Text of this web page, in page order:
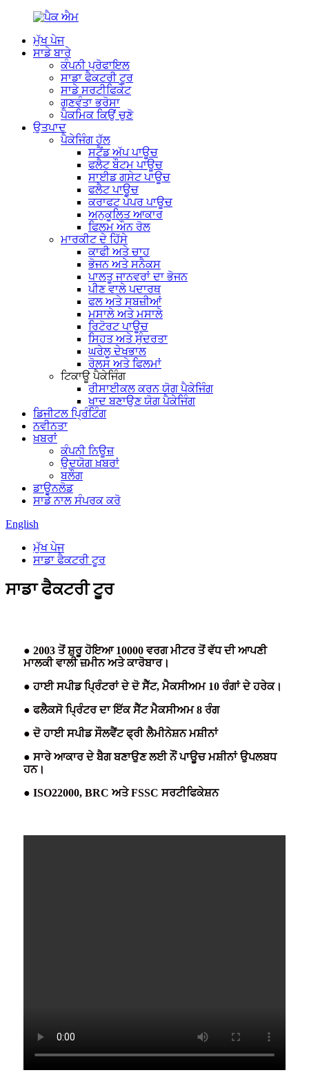
ਮੁੱਖ ਪੇਜ
ਸਾਡੇ ਬਾਰੇ
ਕੰਪਨੀ ਪ੍ਰੋਫਾਇਲ
ਸਾਡਾ ਫੈਕਟਰੀ ਟੂਰ
ਸਾਡੇ ਸਰਟੀਫਿਕੇਟ
ਗੁਣਵੰਤਾ ਭਰੋਸਾ
ਪੈਕਮਿਕ ਕਿਉਂ ਚੁਣੋ
ਉਤਪਾਦ
ਪੈਕੇਜਿੰਗ ਹੱਲ
ਸਟੈਂਡ ਅੱਪ ਪਾਊਚ
ਫਲੈਟ ਬੌਟਮ ਪਾਊਚ
ਸਾਈਡ ਗਸੇਟ ਪਾਊਚ
ਫਲੈਟ ਪਾਊਚ
ਕਰਾਫਟ ਪੇਪਰ ਪਾਊਚ
ਅਨੁਕੂਲਿਤ ਆਕਾਰ
ਫਿਲਮ ਔਨ ਰੋਲ
ਮਾਰਕੀਟ ਦੇ ਹਿੱਸੇ
ਕਾਫੀ ਅਤੇ ਚਾਹ
ਭੋਜਨ ਅਤੇ ਸਨੈਕਸ
ਪਾਲਤੂ ਜਾਨਵਰਾਂ ਦਾ ਭੋਜਨ
ਪੀਣ ਵਾਲੇ ਪਦਾਰਥ
ਫਲ ਅਤੇ ਸਬਜ਼ੀਆਂ
ਮਸਾਲੇ ਅਤੇ ਮਸਾਲੇ
ਰਿਟੋਰਟ ਪਾਊਚ
ਸਿਹਤ ਅਤੇ ਸੁੰਦਰਤਾ
ਘਰੇਲੂ ਦੇਖਭਾਲ
ਰੋਲਸ ਅਤੇ ਫਿਲਮਾਂ
ਟਿਕਾਊ ਪੈਕੇਜਿੰਗ
ਰੀਸਾਈਕਲ ਕਰਨ ਯੋਗ ਪੈਕੇਜਿੰਗ
ਖਾਦ ਬਣਾਉਣ ਯੋਗ ਪੈਕੇਜਿੰਗ
ਡਿਜੀਟਲ ਪ੍ਰਿੰਟਿੰਗ
ਨਵੀਨਤਾ
ਖ਼ਬਰਾਂ
ਕੰਪਨੀ ਨਿਊਜ਼
ਉਦਯੋਗ ਖ਼ਬਰਾਂ
ਬਲੌਗ
ਡਾਊਨਲੋਡ
ਸਾਡੇ ਨਾਲ ਸੰਪਰਕ ਕਰੋ
English
ਮੁੱਖ ਪੇਜ
ਸਾਡਾ ਫੈਕਟਰੀ ਟੂਰ
ਸਾਡਾ ਫੈਕਟਰੀ ਟੂਰ
● 2003 ਤੋਂ ਸ਼ੁਰੂ ਹੋਇਆ 10000 ਵਰਗ ਮੀਟਰ ਤੋਂ ਵੱਧ ਦੀ ਆਪਣੀ
ਮਾਲਕੀ ਵਾਲੀ ਜ਼ਮੀਨ ਅਤੇ ਕਾਰੋਬਾਰ।
● ਹਾਈ ਸਪੀਡ ਪ੍ਰਿੰਟਰਾਂ ਦੇ ਦੋ ਸੈੱਟ, ਮੈਕਸੀਅਮ 10 ਰੰਗਾਂ ਦੇ ਹਰੇਕ।
● ਫਲੈਕਸੋ ਪ੍ਰਿੰਟਰ ਦਾ ਇੱਕ ਸੈੱਟ ਮੈਕਸੀਅਮ 8 ਰੰਗ
● ਦੋ ਹਾਈ ਸਪੀਡ ਸੌਲਵੈਂਟ ਫ੍ਰੀ ਲੈਮੀਨੇਸ਼ਨ ਮਸ਼ੀਨਾਂ
● ਸਾਰੇ ਆਕਾਰ ਦੇ ਬੈਗ ਬਣਾਉਣ ਲਈ ਨੌਂ ਪਾਊਚ ਮਸ਼ੀਨਾਂ ਉਪਲਬਧ
ਹਨ।
● ISO22000, BRC ਅਤੇ FSSC ਸਰਟੀਫਿਕੇਸ਼ਨ